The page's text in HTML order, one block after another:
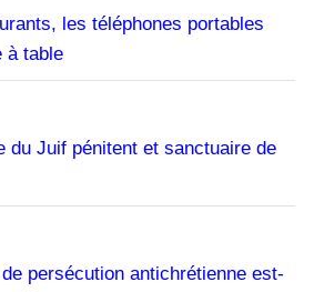
les téléphones portables
à table
du Juif pénitent et sanctuaire de
persécution antichrétienne est-